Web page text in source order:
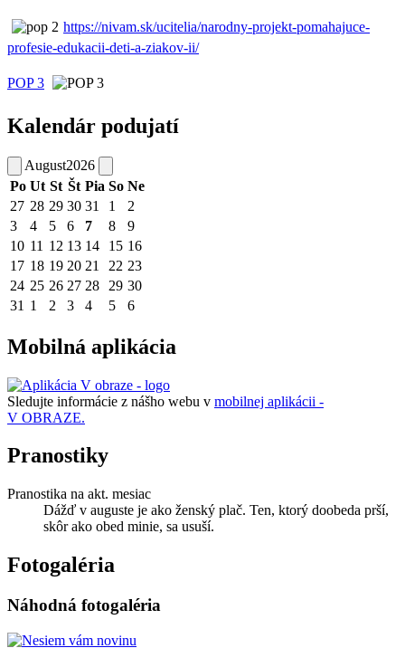
https://nivam.sk/ucitelia/narodny-projekt-pomahajuce-
profesie-edukacii-deti-a-ziakov-ii/
POP 3
Kalendár podujatí
August2026
Po Ut St Št Pia So Ne
27 28 29 30 31 1
2
3
4 5 6 7 8
9
10 11 12 13 14 15 16
17 18 19 20 21 22 23
24 25 26 27 28 29 30
31 1 2 3 4 5 6
Mobilná aplikácia
Sledujte informácie z nášho webu v mobilnej aplikácii -
V OBRAZE.
Pranostiky
Pranostika na akt. mesiac
Dážď v auguste je ako ženský plač. Ten, ktorý doobeda prší,
skôr ako obed minie, sa usuší.
Fotogaléria
Náhodná fotogaléria